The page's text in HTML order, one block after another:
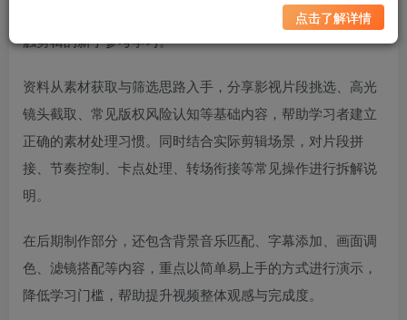
容围绕影视混剪短视频的基础制作流程展开整理，适合刚接
触剪辑的新手参考学习。
资料从素材获取与筛选思路入手，分享影视片段挑选、高光
镜头截取、常见版权风险认知等基础内容，帮助学习者建立
正确的素材处理习惯。同时结合实际剪辑场景，对片段拼
接、节奏控制、卡点处理、转场衔接等常见操作进行拆解说
明。
在后期制作部分，还包含背景音乐匹配、字幕添加、画面调
色、滤镜搭配等内容，重点以简单易上手的方式进行演示，
降低学习门槛，帮助提升视频整体观感与完成度。
点击了解详情